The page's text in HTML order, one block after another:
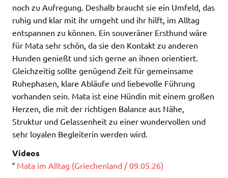
noch zu Aufregung. Deshalb braucht sie ein Umfeld, das
ruhig und klar mit ihr umgeht und ihr hilft, im Alltag
entspannen zu können. Ein souveräner Ersthund wäre
für Mata sehr schön, da sie den Kontakt zu anderen
Hunden genießt und sich gerne an ihnen orientiert.
Gleichzeitig sollte genügend Zeit für gemeinsame
Ruhephasen, klare Abläufe und liebevolle Führung
vorhanden sein. Mata ist eine Hündin mit einem großen
Herzen, die mit der richtigen Balance aus Nähe,
Struktur und Gelassenheit zu einer wundervollen und
sehr loyalen Begleiterin werden wird.
Videos
° Mata im Alltag (Griechenland / 09.05.26)